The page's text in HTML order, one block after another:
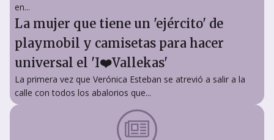
en...
La mujer que tiene un 'ejército' de
playmobil y camisetas para hacer
universal el 'I❤️Vallekas'
La primera vez que Verónica Esteban se atrevió a salir a la
calle con todos los abalorios que...